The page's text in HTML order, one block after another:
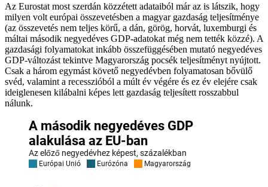
Az Eurostat most szerdán közzétett adataiból már az is látszik, hogy
milyen volt európai összevetésben a magyar gazdaság teljesítménye
(az összevetés nem teljes körű, a dán, görög, horvát, luxemburgi és
máltai második negyedéves GDP-adatokat még nem tették közzé). A
gazdasági folyamatokat inkább összefüggésében mutató negyedéves
GDP-változást tekintve Magyarország pocsék teljesítményt nyújtott.
Csak a három egymást követő negyedévben folyamatosan bővülő
svéd, valamint a recesszióból a múlt év végére és ez év elejére csak
ideiglenesen kilábalni képes lett gazdaság teljesített rosszabbul
nálunk.